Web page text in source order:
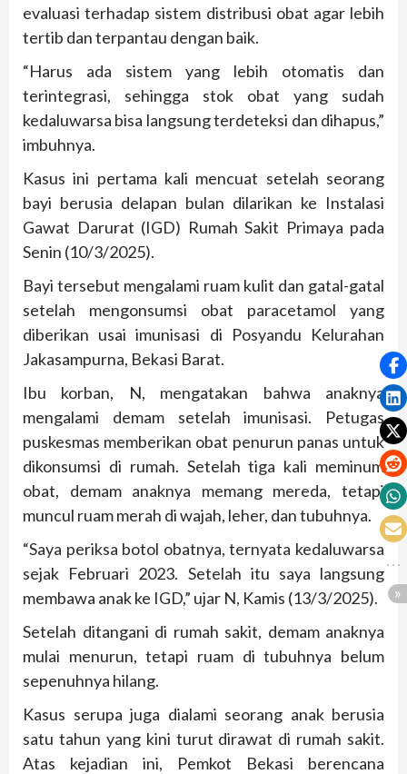
evaluasi terhadap sistem distribusi obat agar lebih
tertib dan terpantau dengan baik.
“Harus ada sistem yang lebih otomatis dan
terintegrasi, sehingga stok obat yang sudah
kedaluwarsa bisa langsung terdeteksi dan dihapus,”
imbuhnya.
Kasus ini pertama kali mencuat setelah seorang
bayi berusia delapan bulan dilarikan ke Instalasi
Gawat Darurat (IGD) Rumah Sakit Primaya pada
Senin (10/3/2025).
Bayi tersebut mengalami ruam kulit dan gatal-gatal
setelah mengonsumsi obat paracetamol yang
diberikan usai imunisasi di Posyandu Kelurahan
Jakasampurna, Bekasi Barat.
Ibu korban, N, mengatakan bahwa anaknya
mengalami demam setelah imunisasi. Petugas
puskesmas memberikan obat penurun panas untuk
dikonsumsi di rumah. Setelah tiga kali meminum
obat, demam anaknya memang mereda, tetapi
muncul ruam merah di wajah, leher, dan tubuhnya.
“Saya periksa botol obatnya, ternyata kedaluwarsa
sejak Februari 2023. Setelah itu saya langsung
membawa anak ke IGD,” ujar N, Kamis (13/3/2025).
Setelah ditangani di rumah sakit, demam anaknya
mulai menurun, tetapi ruam di tubuhnya belum
sepenuhnya hilang.
Kasus serupa juga dialami seorang anak berusia
satu tahun yang kini turut dirawat di rumah sakit.
Atas kejadian ini, Pemkot Bekasi berencana